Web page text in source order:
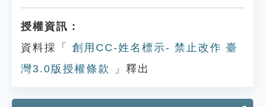
授權資訊：
資料採「
創用CC-姓名標示- 禁止改作 臺
灣3.0版授權條款
」釋出